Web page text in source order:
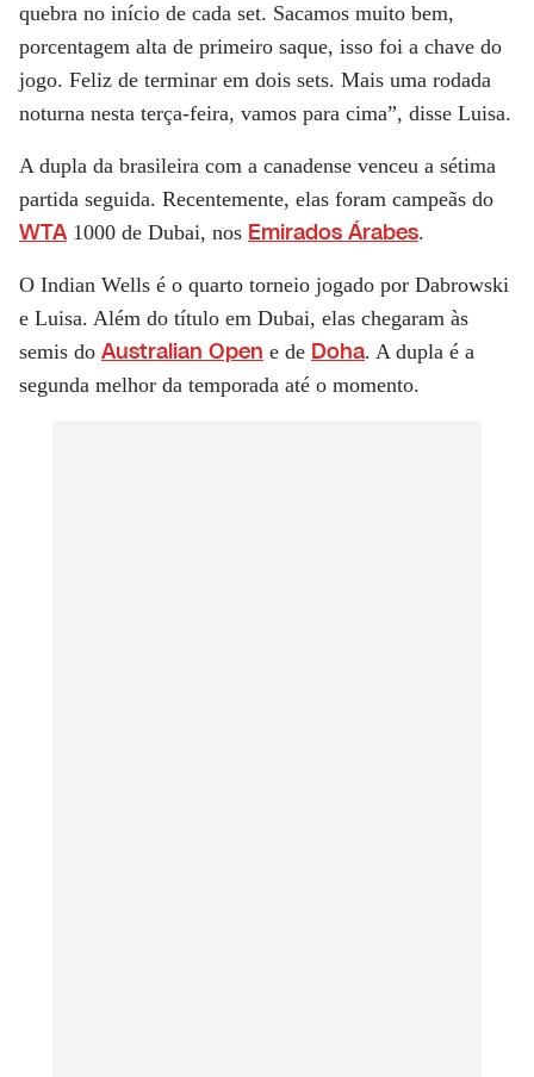
quebra no início de cada set. Sacamos muito bem,
porcentagem alta de primeiro saque, isso foi a chave do
jogo. Feliz de terminar em dois sets. Mais uma rodada
noturna nesta terça-feira, vamos para cima”, disse Luisa.
A dupla da brasileira com a canadense venceu a sétima
partida seguida. Recentemente, elas foram campeãs do
WTA1000 de Dubai, nos Emirados Árabes.
O Indian Wells é o quarto torneio jogado por Dabrowski
e Luisa. Além do título em Dubai, elas chegaram às
semis do Australian Open e de Doha. A dupla é a
segunda melhor da temporada até o momento.